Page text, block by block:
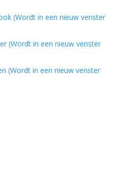
(Wordt in een nieuw venster
(Wordt in een nieuw venster
(Wordt in een nieuw venster